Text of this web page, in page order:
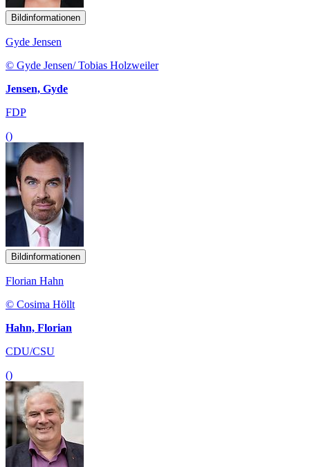
Bildinformationen
Gyde Jensen
© Gyde Jensen/ Tobias Holzweiler
Jensen, Gyde
FDP
()
Bildinformationen
Florian Hahn
© Cosima Höllt
Hahn, Florian
CDU/CSU
()